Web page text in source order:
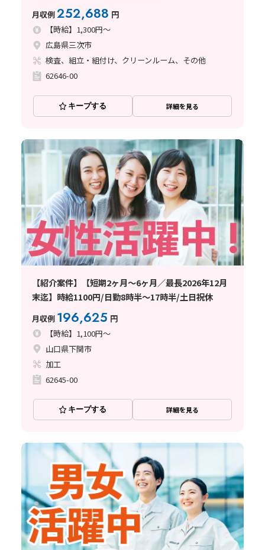
との両立◎
月収例252,688 円
【時給】1,300円～
広島県三次市
検査、組立・組付け、クリーンルーム、その他
62646-00
キープする 詳細を見る
【紹介案件】【短期2ヶ月～6ヶ月／最長2026年12月
末迄】時給1100円/日勤8時半～17時半/土日祝休
月収例 196,625 円
【時給】1,100円～
山口県下関市
加工
62645-00
キープする 詳細を見る